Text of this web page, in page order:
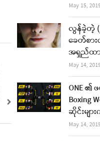
May 15,
လွန်ခဲ့တဲ့
ခေတ်စား
အရှည်ထာ
May 14,
ONE ၏
Boxing
ဆိုင်းမျ
May 14,